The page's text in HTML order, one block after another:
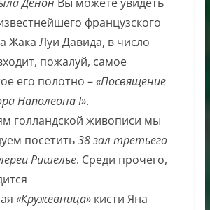
французского
Жака Луи Давида, в число
пожалуй, самое
его полотно –«Посвящение
Наполеона I».
голландской живописи мы
посетить38 зал третьего
Ришелье. Среди прочего,
«Кружевница»кисти Яна